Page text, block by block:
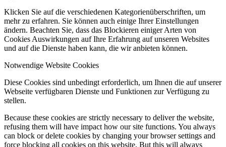
Klicken Sie auf die verschiedenen Kategorienüberschriften, um
mehr zu erfahren. Sie können auch einige Ihrer Einstellungen
ändern. Beachten Sie, dass das Blockieren einiger Arten von
Cookies Auswirkungen auf Ihre Erfahrung auf unseren Websites
und auf die Dienste haben kann, die wir anbieten können.
Notwendige Website Cookies
Diese Cookies sind unbedingt erforderlich, um Ihnen die auf unserer
Webseite verfügbaren Dienste und Funktionen zur Verfügung zu
stellen.
Because these cookies are strictly necessary to deliver the website,
refusing them will have impact how our site functions. You always
can block or delete cookies by changing your browser settings and
force blocking all cookies on this website. But this will always